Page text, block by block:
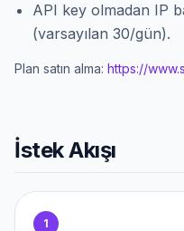
API key olmadan IP
(varsayılan 30/gün).
Plan satın alma: https://
İstek Akışı
1